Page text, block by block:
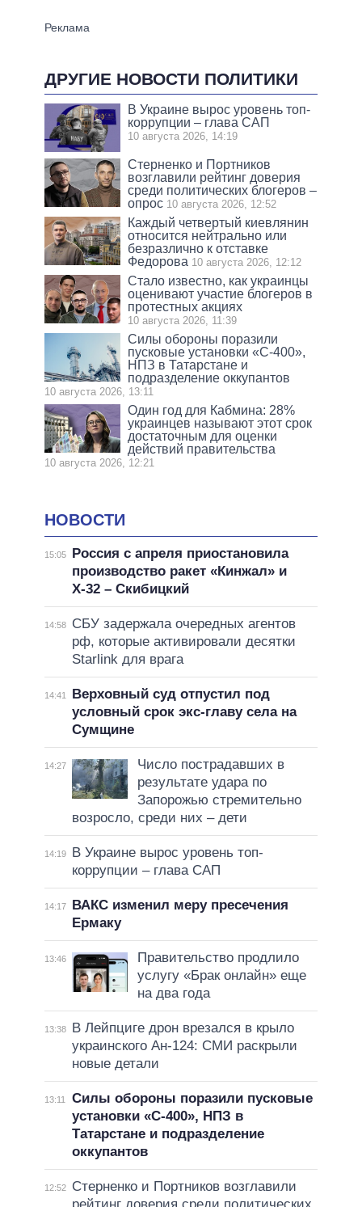
ДРУГИЕ НОВОСТИ ПОЛИТИКИ
В Украине вырос уровень топ-
коррупции – глава САП
10 августа 2026, 14:19
Стерненко и Портников
возглавили рейтинг доверия
среди политических блогеров –
опрос 10 августа 2026, 12:52
Каждый четвертый киевлянин
относится нейтрально или
безразлично к отставке
Федорова 10 августа 2026, 12:12
Стало известно, как украинцы
оценивают участие блогеров в
протестных акциях
10 августа 2026, 11:39
Силы обороны поразили
пусковые установки «С-400»,
НПЗ в Татарстане и
подразделение оккупантов
10 августа 2026, 13:11
Один год для Кабмина: 28%
украинцев называют этот срок
достаточным для оценки
действий правительства
10 августа 2026, 12:21
НОВОСТИ
15:05
Россия с апреля приостановила
производство ракет «Кинжал» и
Х-32 – Скибицкий
14:58
СБУ задержала очередных агентов
рф, которые активировали десятки
Starlink для врага
14:41
Верховный суд отпустил под
условный срок экс-главу села на
Сумщине
14:27
Число пострадавших в
результате удара по
Запорожью стремительно
возросло, среди них – дети
14:19
В Украине вырос уровень топ-
коррупции – глава САП
14:17
ВАКС изменил меру пресечения
Ермаку
13:46
Правительство продлило
услугу «Брак онлайн» еще
на два года
13:38
В Лейпциге дрон врезался в крыло
украинского Ан-124: СМИ раскрыли
новые детали
13:11
Силы обороны поразили пусковые
установки «С-400», НПЗ в
Татарстане и подразделение
оккупантов
12:52
Стерненко и Портников возглавили